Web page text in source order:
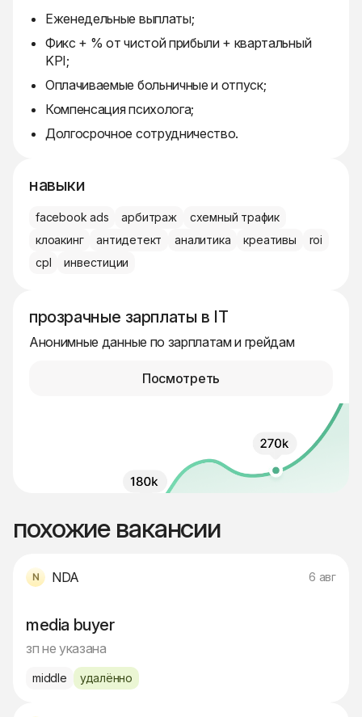
Еженедельные выплаты;
Фикс + % от чистой прибыли + квартальный
KPI;
Оплачиваемые больничные и отпуск;
Компенсация психолога;
Долгосрочное сотрудничество.
навыки
facebook ads арбитраж
схемный трафик
клоакинг
антидетект аналитика креативы
roi
cpl
инвестиции
прозрачные зарплаты в IT
Анонимные данные по зарплатам и грейдам
Посмотреть
похожие вакансии
NDA 6 авг
media buyer
зп не указана
middle удалённо